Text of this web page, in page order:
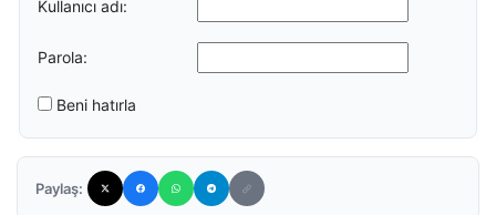
Kullanıcı adı:
Parola:
Beni hatırla
Paylaş: